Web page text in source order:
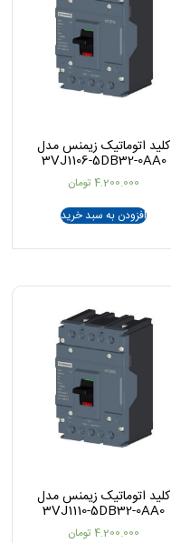
کلید اتوماتیک زیمنس مدل
3VJ1106-5DB32-0AA0
4.200.000 تومان
افزودن به سبد خرید
کلید اتوماتیک زیمنس مدل
3VJ1110-5DB32-0AA0
4.200.000 تومان